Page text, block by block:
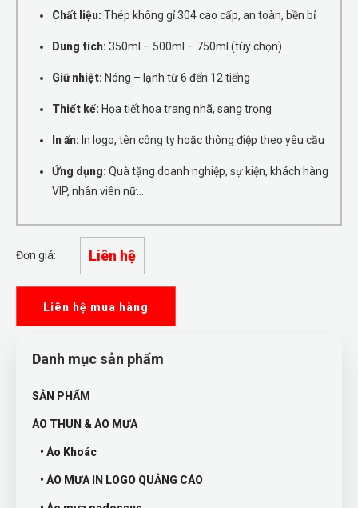
Chất liệu: Thép không gỉ 304 cao cấp, an toàn, bền bỉ
Dung tích: 350ml – 500ml – 750ml (tùy chọn)
Giữ nhiệt: Nóng – lạnh từ 6 đến 12 tiếng
Thiết kế: Họa tiết hoa trang nhã, sang trọng
In ấn: In logo, tên công ty hoặc thông điệp theo yêu cầu
Ứng dụng: Quà tặng doanh nghiệp, sự kiện, khách hàng
VIP, nhân viên nữ…
Đơn giá: Liên hệ
Liên hệ mua hàng
Danh mục sản phẩm
SẢN PHẨM
ÁO THUN & ÁO MƯA
• Áo Khoác
• ÁO MƯA IN LOGO QUẢNG CÁO